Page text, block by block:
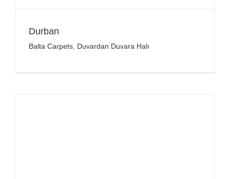
Durban
Balta Carpets Duvardan Duvara Halı